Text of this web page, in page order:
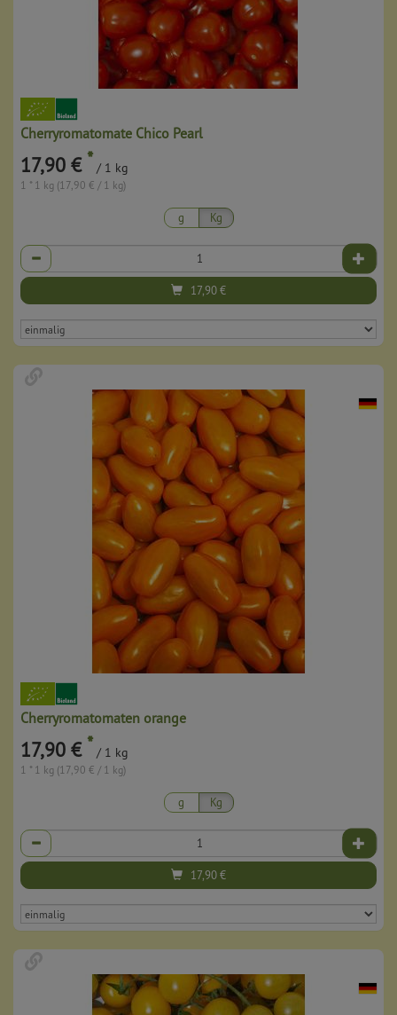
Cherryromatomate Chico Pearl
17,90 € * / 1 kg
1 * 1 kg (17,90 € / 1 kg)
g Kg
Anzahl
17,90€
Cherryromatomaten orange
17,90 € * / 1 kg
1 * 1 kg (17,90 € / 1 kg)
g Kg
Anzahl
17,90€